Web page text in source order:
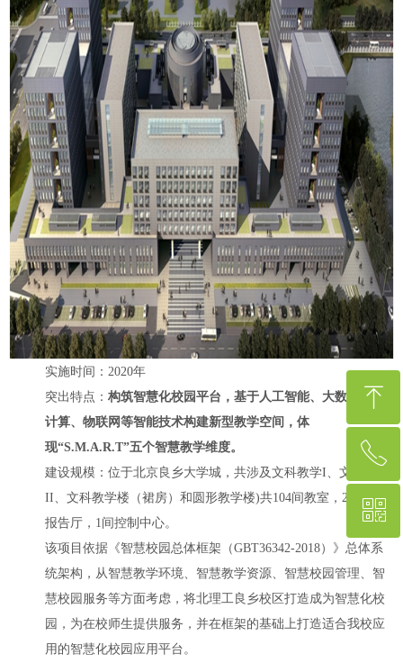
实施时间：2020年
突出特点： 构筑智慧化校园平台，基于人工智能、大数据、云
计算、物联网等智能技术构建新型教学空间，体
现“S.M.A.R.T”五个智慧教学维度。
建设规模：位于北京良乡大学城，共涉及文科教学I、文科教学
II、文科教学楼（裙房）和圆形教学楼)共104间教室，2间圆型
报告厅，1间控制中心。
该项目依据《智慧校园总体框架（GBT36342-2018）》总体系
统架构，从智慧教学环境、智慧教学资源、智慧校园管理、智
慧校园服务等方面考虑，将北理工良乡校区打造成为智慧化校
园，为在校师生提供服务，并在框架的基础上打造适合我校应
用的智慧化校园应用平台。
ꁸ
回到顶部
ꂅ
010-62667577
ꀥ
微信二维码